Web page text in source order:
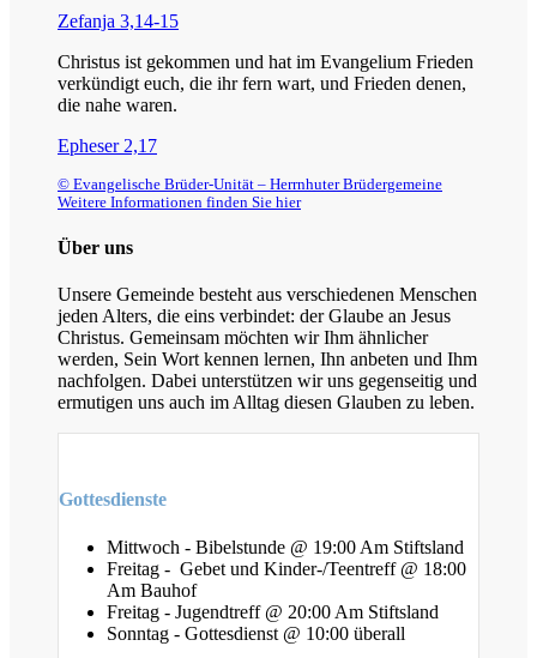
Zefanja 3,14-15
Christus ist gekommen und hat im Evangelium Frieden
verkündigt euch, die ihr fern wart, und Frieden denen,
die nahe waren.
Epheser 2,17
© Evangelische Brüder-Unität – Herrnhuter Brüdergemeine
Weitere Informationen finden Sie hier
Über uns
Unsere Gemeinde besteht aus verschiedenen Menschen
jeden Alters, die eins verbindet: der Glaube an Jesus
Christus. Gemeinsam möchten wir Ihm ähnlicher
werden, Sein Wort kennen lernen, Ihn anbeten und Ihm
nachfolgen. Dabei unterstützen wir uns gegenseitig und
ermutigen uns auch im Alltag diesen Glauben zu leben.
Gottesdienste
Mittwoch - Bibelstunde @ 19:00 Am Stiftsland
Freitag - Gebet und Kinder-/Teentreff @ 18:00
Am Bauhof
Freitag - Jugendtreff @ 20:00 Am Stiftsland
Sonntag - Gottesdienst @ 10:00 überall